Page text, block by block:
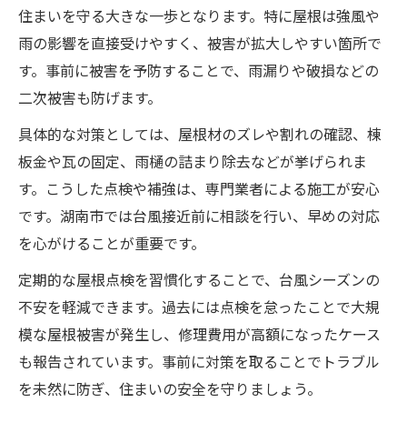
住まいを守る大きな一歩となります。特に屋根は強風や
雨の影響を直接受けやすく、被害が拡大しやすい箇所で
す。事前に被害を予防することで、雨漏りや破損などの
二次被害も防げます。
具体的な対策としては、屋根材のズレや割れの確認、棟
板金や瓦の固定、雨樋の詰まり除去などが挙げられま
す。こうした点検や補強は、専門業者による施工が安心
です。湖南市では台風接近前に相談を行い、早めの対応
を心がけることが重要です。
定期的な屋根点検を習慣化することで、台風シーズンの
不安を軽減できます。過去には点検を怠ったことで大規
模な屋根被害が発生し、修理費用が高額になったケース
も報告されています。事前に対策を取ることでトラブル
を未然に防ぎ、住まいの安全を守りましょう。